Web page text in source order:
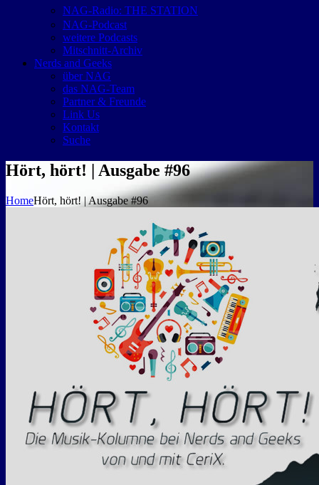
NAG-Radio: THE STATION
NAG-Podcast
weitere Podcasts
Mitschnitt-Archiv
Nerds and Geeks
über NAG
das NAG-Team
Partner & Freunde
Link Us
Kontakt
Suche
Hört, hört! | Ausgabe #96
HomeHört, hört! | Ausgabe #96